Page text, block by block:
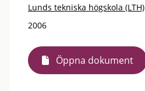
Lunds tekniska högskola (LTH)
2006
Öppna dokument